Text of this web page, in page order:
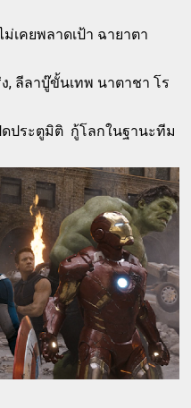
เคยพลาดเป้า ฉายาตา
, ลีลาบู๊ขั้นเทพ นาตาชา โร
ประตูมิติ กู้โลกในฐานะทีม